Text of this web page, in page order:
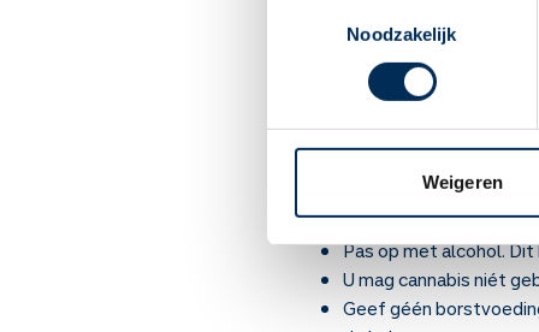
Noodzakelijk
Weigeren
vanzelf. Als u een
Heeft u eerder een
Gebruikt u cannabis
alleen als u geen last
cannabis die u
als u geen last meer
Pas op met alcohol.
U mag cannabis niét
Geef géén